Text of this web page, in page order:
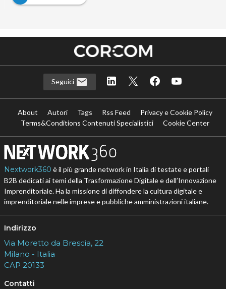
Seguici
About Autori Tags Rss Feed
Privacy e Cookie Policy
Terms&Conditions Contenuti Specialistici
Cookie Center
Nextwork360 è il più grande network in Italia di testate e portali
B2B dedicati ai temi della Trasformazione Digitale e dell’Innovazione
Imprenditoriale. Ha la missione di diffondere la cultura digitale e
imprenditoriale nelle imprese e pubbliche amministrazioni italiane.
Indirizzo
Via Moretto da Brescia, 22
Milano - Italia
CAP 20133
Contatti